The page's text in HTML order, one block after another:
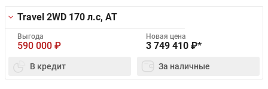
Travel 2WD 170 л.с, AT
Выгода
590 000 ₽
Новая цена
3 749 410 ₽*
В кредит За наличные